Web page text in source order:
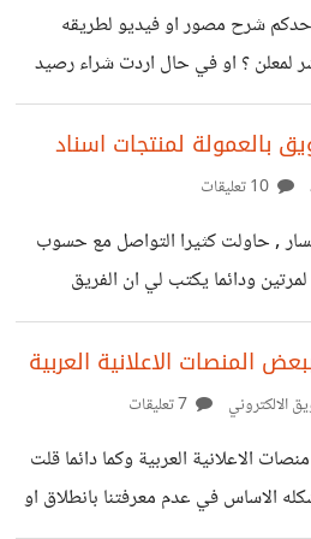
الان بدورات متعلقه بمجال
شرح مصور او فيديو لطريقه
لمعلن ؟ او في حال اردت شراء رصيد
الرصيد ! لحسابي
بالعمولة لمنتجات اسناد
, حاولت كثيرا التواصل مع حسوب
ودائما يكتب لي ان الفريق
سيتواصل معك خلال 24 ساعه ولا يصلني اي رد هل هذا يعني
استخدام التسويق بالعمولة لتسويق
اسناد
المنصات الاعلانية العربية
الالكتروني
الاعلانية العربية وكما دائما قلت
الاساس في عدم معرفتنا بانطلاق او